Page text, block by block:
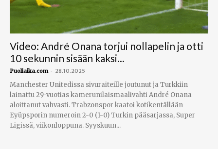
Video: André Onana torjui nollapelin ja otti
10 sekunnin sisään kaksi...
Puoliaika.com - 28.10.2025
Manchester Unitedissa sivuraiteille joutunut ja Turkkiin
lainattu 29-vuotias kamerunilaismaalivahti André Onana
aloittanut vahvasti. Trabzonspor kaatoi kotikentällään
Eyüpsporin numeroin 2-0 (1-0) Turkin pääsarjassa, Super
Ligissä, viikonloppuna. Syyskuun...